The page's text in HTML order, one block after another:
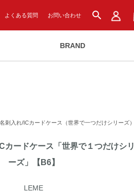
よくある質問 お問い合わせ search
BRAND
名刺入れ/ICカードケース（世界で一つだけシリーズ）
カードケース「世界で１つだけシリ
ーズ」【B6】
LEME